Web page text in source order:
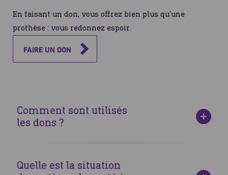
En faisant un don, vous offrez bien plus qu’une
prothèse : vous redonnez espoir.
FAIRE UN DON
Comment sont utilisés
les dons ?
programme d’aide. Ils servent principalement à fournir
des prothèses de qualité, indispensables pour redonner
Quelle est la situation